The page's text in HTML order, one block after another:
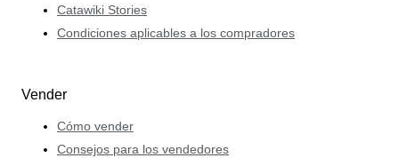
Catawiki Stories
Condiciones aplicables a los compradores
Vender
Cómo vender
Consejos para los vendedores